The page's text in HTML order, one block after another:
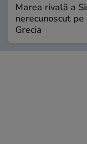
Marea rivală a
nerecunoscut
Grecia